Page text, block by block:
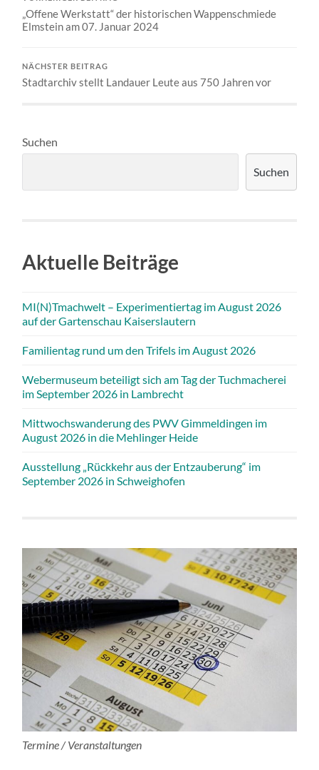
„Offene Werkstatt“ der historischen Wappenschmiede
Elmstein am 07. Januar 2024
NÄCHSTER BEITRAG
Stadtarchiv stellt Landauer Leute aus 750 Jahren vor
Suchen
Suchen
Aktuelle Beiträge
MI(N)Tmachwelt – Experimentiertag im August 2026
auf der Gartenschau Kaiserslautern
Familientag rund um den Trifels im August 2026
Webermuseum beteiligt sich am Tag der Tuchmacherei
im September 2026 in Lambrecht
Mittwochswanderung des PWV Gimmeldingen im
August 2026 in die Mehlinger Heide
Ausstellung „Rückkehr aus der Entzauberung“ im
September 2026 in Schweighofen
Termine / Veranstaltungen